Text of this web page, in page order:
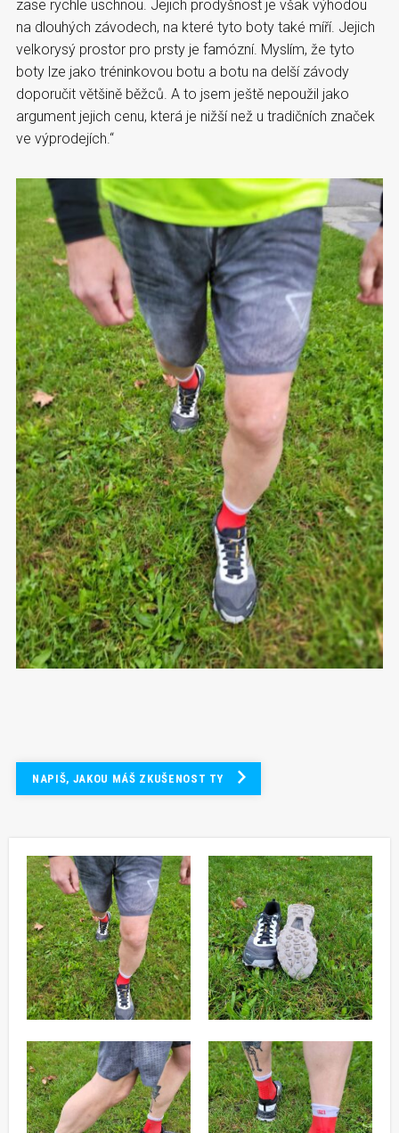
zase rychle uschnou. Jejich prodyšnost je však výhodou
na dlouhých závodech, na které tyto boty také míří. Jejich
velkorysý prostor pro prsty je famózní. Myslím, že tyto
boty lze jako tréninkovou botu a botu na delší závody
doporučit většině běžců. A to jsem ještě nepoužil jako
argument jejich cenu, která je nižší než u tradičních značek
ve výprodejích.“
NAPIŠ, JAKOU MÁŠ ZKUŠENOST TY